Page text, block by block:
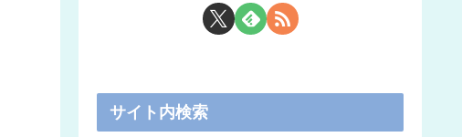
サイト内検索